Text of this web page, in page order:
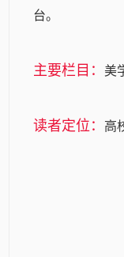
台。
主要栏目： 美
读者定位： 高